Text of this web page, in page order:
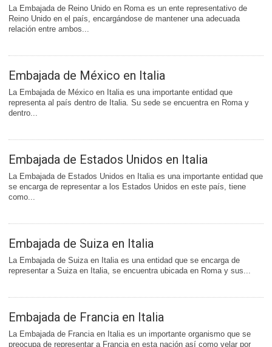
La Embajada de Reino Unido en Roma es un ente representativo de
Reino Unido en el país, encargándose de mantener una adecuada
relación entre ambos...
Embajada de México en Italia
La Embajada de México en Italia es una importante entidad que
representa al país dentro de Italia. Su sede se encuentra en Roma y
dentro...
Embajada de Estados Unidos en Italia
La Embajada de Estados Unidos en Italia es una importante entidad que
se encarga de representar a los Estados Unidos en este país, tiene
como...
Embajada de Suiza en Italia
La Embajada de Suiza en Italia es una entidad que se encarga de
representar a Suiza en Italia, se encuentra ubicada en Roma y sus...
Embajada de Francia en Italia
La Embajada de Francia en Italia es un importante organismo que se
preocupa de representar a Francia en esta nación así como velar por